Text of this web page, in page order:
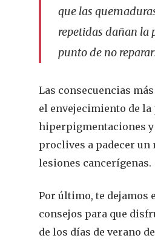
que las
repetidas dañan la
punto de no
Las consecuencias
el envejecimiento de la
hiperpigmentaciones y
proclives a padecer un
lesiones cancerígenas.
Por último, te dejamos
consejos para que
de los días de verano